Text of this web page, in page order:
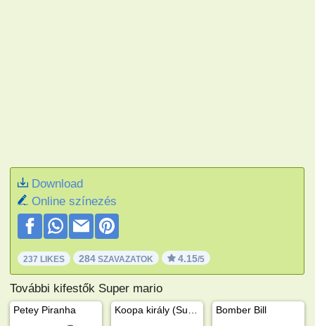
Download
Online színezés
237 LIKES 284 SZAVAZATOK 4.15/5
További kifestők Super mario
Petey Piranha Bomber Bill